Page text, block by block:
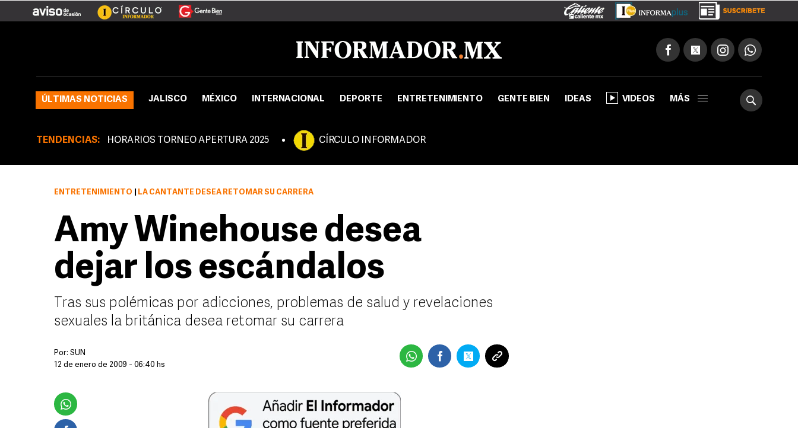
ÚLTIMAS NOTICIAS JALISCO MÉXICO INTERNACIONAL DEPORTE ENTRETENIMIENTO GENTE BIEN IDEAS VIDEOS MÁS
TENDENCIAS: HORARIOS TORNEO APERTURA 2025 CÍRCULO INFORMADOR
ENTRETENIMIENTO LA CANTANTE DESEA RETOMAR SU CARRERA
Amy Winehouse desea
dejar los escándalos
Tras sus polémicas por adicciones, problemas de salud y revelaciones
sexuales la británica desea retomar su carrera
Por: SUN
12 de enero de 2009 - 06:40 hs